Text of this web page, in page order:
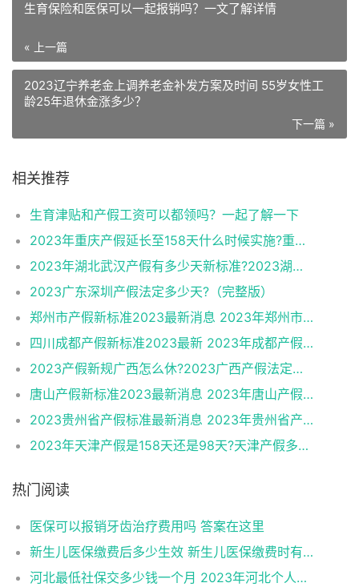
生育保险和医保可以一起报销吗？一文了解详情
« 上一篇
2023辽宁养老金上调养老金补发方案及时间 55岁女性工
龄25年退休金涨多少？
下一篇 »
相关推荐
生育津贴和产假工资可以都领吗？一起了解一下
2023年重庆产假延长至158天什么时候实施?重庆产假多少天2023新标准
2023年湖北武汉产假有多少天新标准?2023湖北武汉产假新标准
2023广东深圳产假法定多少天?（完整版）
郑州市产假新标准2023最新消息 2023年郑州市产假有多少天?
四川成都产假新标准2023最新 2023年成都产假有多少天新标准?
2023产假新规广西怎么休?2023广西产假法定多少天?（最新）
唐山产假新标准2023最新消息 2023年唐山产假有多少天新标准?
2023贵州省产假标准最新消息 2023年贵州省产假有多少天?
2023年天津产假是158天还是98天?天津产假多少天2023新标准
热门阅读
医保可以报销牙齿治疗费用吗 答案在这里
新生儿医保缴费后多少生效 新生儿医保缴费时有何注意事项
河北最低社保交多少钱一个月 2023年河北个人社保缴费标准